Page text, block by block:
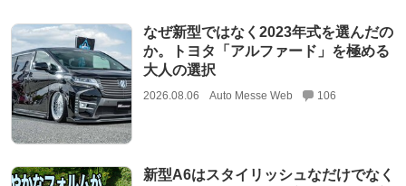
なぜ新型ではなく2023年式を選んだの
か。トヨタ「アルファード」を極める
大人の選択
2026.08.06 Auto Messe Web 106
新型A6はスタイリッシュなだけでなく